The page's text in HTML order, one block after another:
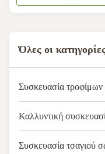
Όλες οι
Συσκευασία
Καλλυντική
Συσκευασία τσαγιού